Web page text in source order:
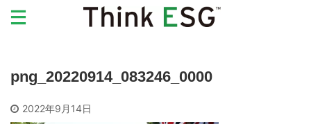
png_20220914_083246_0000
2022年9月14日